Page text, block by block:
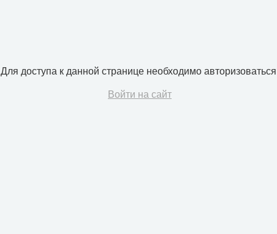
Для доступа к данной странице необходимо
Войти на сайт